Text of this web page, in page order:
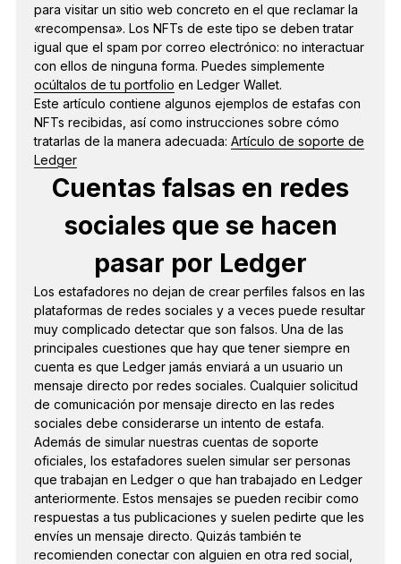
para visitar un sitio web concreto en el que reclamar la
«recompensa». Los NFTs de este tipo se deben tratar
igual que el spam por correo electrónico: no interactuar
con ellos de ninguna forma. Puedes simplemente
ocúltalos de tu portfolio en Ledger Wallet.
Este artículo contiene algunos ejemplos de estafas con
NFTs recibidas, así como instrucciones sobre cómo
tratarlas de la manera adecuada: Artículo de soporte de
Ledger
Cuentas falsas en redes
sociales que se hacen
pasar por Ledger
Los estafadores no dejan de crear perfiles falsos en las
plataformas de redes sociales y a veces puede resultar
muy complicado detectar que son falsos. Una de las
principales cuestiones que hay que tener siempre en
cuenta es que Ledger jamás enviará a un usuario un
mensaje directo por redes sociales. Cualquier solicitud
de comunicación por mensaje directo en las redes
sociales debe considerarse un intento de estafa.
Además de simular nuestras cuentas de soporte
oficiales, los estafadores suelen simular ser personas
que trabajan en Ledger o que han trabajado en Ledger
anteriormente. Estos mensajes se pueden recibir como
respuestas a tus publicaciones y suelen pedirte que les
envíes un mensaje directo. Quizás también te
recomienden conectar con alguien en otra red social,